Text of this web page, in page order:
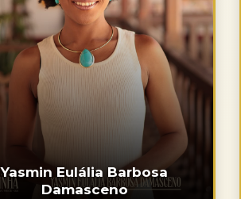
Yasmin Eulália Barbosa
Damasceno